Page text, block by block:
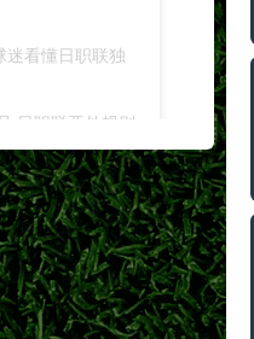
迷看懂日职联独
日职联亚外规则
豪门哄抢，尤文
马 铃木彩艳转会